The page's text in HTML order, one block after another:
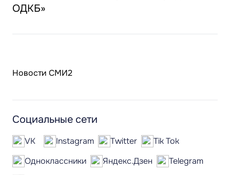
ОДКБ»
Новости СМИ2
Социальные сети
VK Instagram Twitter
Tik Tok
Одноклассники
Яндекс.Дзен
Telegram